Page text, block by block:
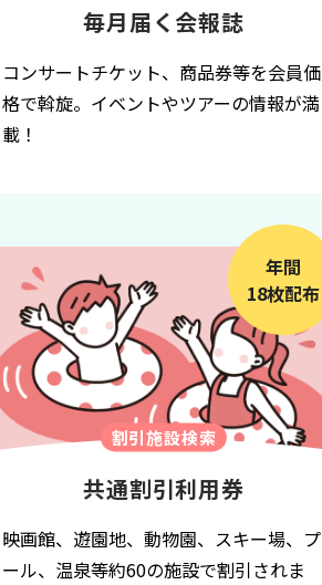
毎月届く会報誌
コンサートチケット、商品券等を会員価
格で斡旋。イベントやツアーの情報が満
載！
年間
18枚配布
割引施設検索
共通割引利用券
映画館、遊園地、動物園、スキー場、プ
ール、温泉等約60の施設で割引されま